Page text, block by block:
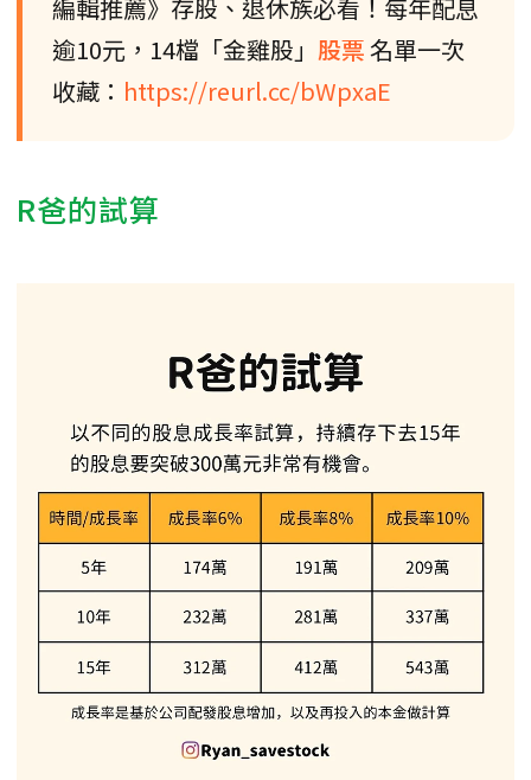
編輯推薦》存股、退休族必看！每年配息
逾10元，14檔「金雞股」 股票名單一次
收藏： https://reurl.cc/bWpxaE
R爸的試算